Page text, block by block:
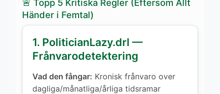
🚨 Topp 5 Kritiska Regler (Eftersom Allt
Händer i Femtal)
1. PoliticianLazy.drl —
Frånvarodetektering
Vad den fångar: Kronisk frånvaro over
dagliga/månatliga/årliga tidsramar